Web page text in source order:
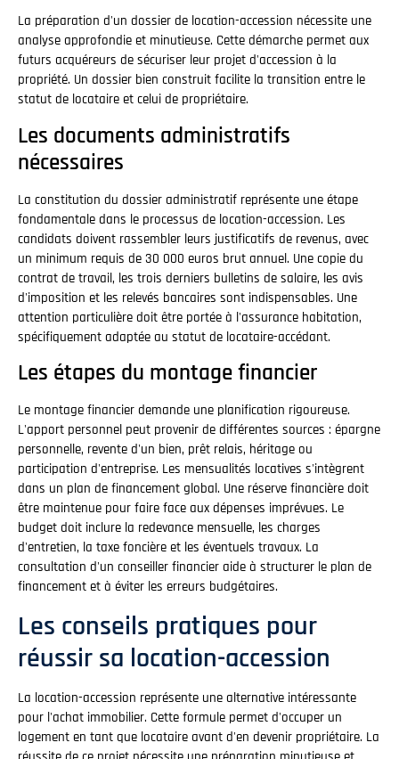
La préparation d'un dossier de location-accession nécessite une
analyse approfondie et minutieuse. Cette démarche permet aux
futurs acquéreurs de sécuriser leur projet d'accession à la
propriété. Un dossier bien construit facilite la transition entre le
statut de locataire et celui de propriétaire.
Les documents administratifs
nécessaires
La constitution du dossier administratif représente une étape
fondamentale dans le processus de location-accession. Les
candidats doivent rassembler leurs justificatifs de revenus, avec
un minimum requis de 30 000 euros brut annuel. Une copie du
contrat de travail, les trois derniers bulletins de salaire, les avis
d'imposition et les relevés bancaires sont indispensables. Une
attention particulière doit être portée à l'assurance habitation,
spécifiquement adaptée au statut de locataire-accédant.
Les étapes du montage financier
Le montage financier demande une planification rigoureuse.
L'apport personnel peut provenir de différentes sources : épargne
personnelle, revente d'un bien, prêt relais, héritage ou
participation d'entreprise. Les mensualités locatives s'intègrent
dans un plan de financement global. Une réserve financière doit
être maintenue pour faire face aux dépenses imprévues. Le
budget doit inclure la redevance mensuelle, les charges
d'entretien, la taxe foncière et les éventuels travaux. La
consultation d'un conseiller financier aide à structurer le plan de
financement et à éviter les erreurs budgétaires.
Les conseils pratiques pour
réussir sa location-accession
La location-accession représente une alternative intéressante
pour l'achat immobilier. Cette formule permet d'occuper un
logement en tant que locataire avant d'en devenir propriétaire. La